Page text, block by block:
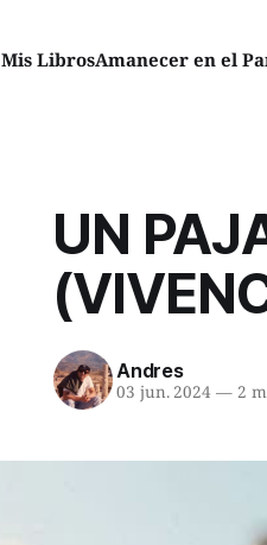
Mis LibrosAmanecer en el
UN
Andres
03 jun. 2024 —2